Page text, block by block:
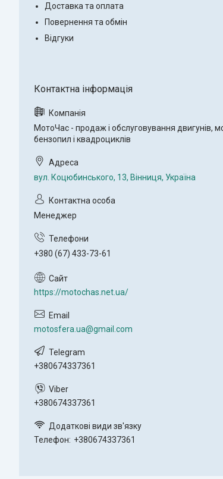
Доставка та оплата
Повернення та обмін
Відгуки
МотоЧас - продаж і обслуговування двигунів,
бензопил і квадроциклів
вул. Коцюбинського, 13, Вінниця, Україна
Менеджер
+380 (67) 433-73-61
https://motochas.net.ua/
motosfera.ua@gmail.com
+380674337361
+380674337361
Телефон +380674337361